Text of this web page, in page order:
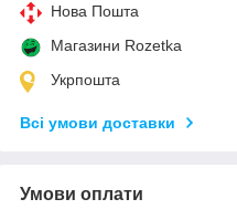
Нова Пошта
Магазини Rozetka
Укрпошта
Всі умови доставки
Умови оплати